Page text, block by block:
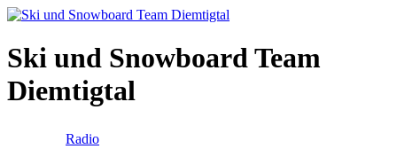
Ski und Snowboard Team
Diemtigtal
Radio